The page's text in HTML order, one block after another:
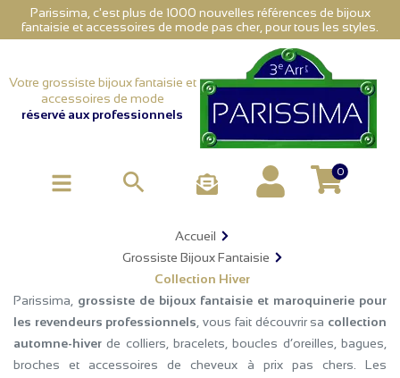
Parissima, c'est plus de 1000 nouvelles références de bijoux
fantaisie et accessoires de mode pas cher, pour tous les styles.
Votre grossiste bijoux fantaisie et
accessoires de mode
réservé aux professionnels
 0
Accueil
Grossiste Bijoux Fantaisie
Collection Hiver
Parissima, grossiste de bijoux fantaisie et maroquinerie pour
les revendeurs professionnels , vous fait découvrir sa collection
automne-hiver de colliers, bracelets, boucles d’oreilles, bagues,
broches et accessoires de cheveux à prix pas chers. Les